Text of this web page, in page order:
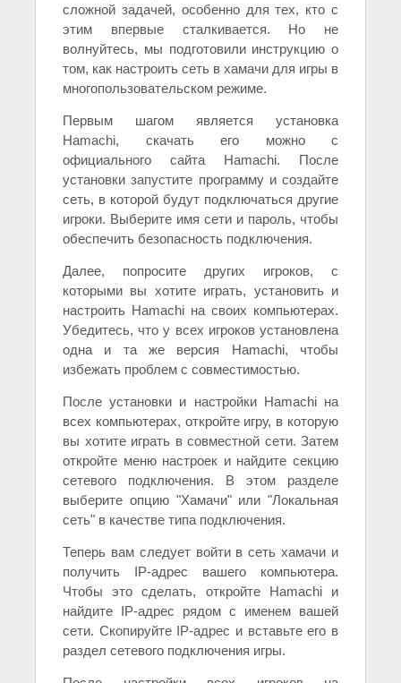
сложной задачей, особенно для тех, кто с
этим впервые сталкивается. Но не
волнуйтесь, мы подготовили инструкцию о
том, как настроить сеть в хамачи для игры в
многопользовательском режиме.
Первым шагом является установка
Hamachi, скачать его можно с
официального сайта Hamachi. После
установки запустите программу и создайте
сеть, в которой будут подключаться другие
игроки. Выберите имя сети и пароль, чтобы
обеспечить безопасность подключения.
Далее, попросите других игроков, с
которыми вы хотите играть, установить и
настроить Hamachi на своих компьютерах.
Убедитесь, что у всех игроков установлена
одна и та же версия Hamachi, чтобы
избежать проблем с совместимостью.
После установки и настройки Hamachi на
всех компьютерах, откройте игру, в которую
вы хотите играть в совместной сети. Затем
откройте меню настроек и найдите секцию
сетевого подключения. В этом разделе
выберите опцию "Хамачи" или "Локальная
сеть" в качестве типа подключения.
Теперь вам следует войти в сеть хамачи и
получить IP-адрес вашего компьютера.
Чтобы это сделать, откройте Hamachi и
найдите IP-адрес рядом с именем вашей
сети. Скопируйте IP-адрес и вставьте его в
раздел сетевого подключения игры.